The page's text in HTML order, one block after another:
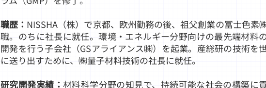
職歴： NISSHA（株）で京都、欧州勤務の後、祖父創業の冨士色素
職。のちに社長に就任。環境・エネルギー分野向けの最先端材料
開発を行う子会社（GSアライアンス㈱）を起業。産総研の技術を
に送り出すために、㈱量子材料技術の社長に就任。
研究開発実績： 材料科学分野の知見で、持続可能な社会の構築に